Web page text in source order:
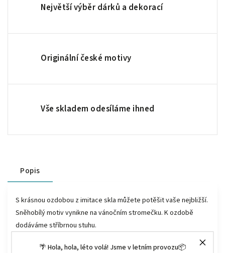
🌴 Hola, hola, léto volá! Jsme v letním provozu📦
Největší výběr dárků a dekorací
Originální české motivy
Vše skladem odesíláme ihned
Popis
S krásnou ozdobou z imitace skla můžete potěšit vaše nejbližší.
Sněhobílý motiv vynikne na vánočním stromečku. K ozdobě
dodáváme stříbrnou stuhu.